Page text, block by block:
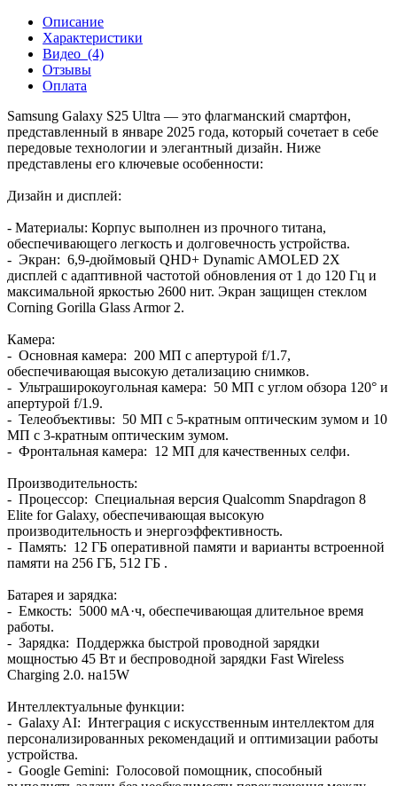
Описание
Характеристики
Видео (4)
Отзывы
Оплата
Samsung Galaxy S25 Ultra — это флагманский смартфон,
представленный в январе 2025 года, который сочетает в себе
передовые технологии и элегантный дизайн. Ниже
представлены его ключевые особенности:
Дизайн и дисплей:
- Материалы: Корпус выполнен из прочного титана,
обеспечивающего легкость и долговечность устройства.
- Экран: 6,9-дюймовый QHD+ Dynamic AMOLED 2X
дисплей с адаптивной частотой обновления от 1 до 120 Гц и
максимальной яркостью 2600 нит. Экран защищен стеклом
Corning Gorilla Glass Armor 2.
Камера:
- Основная камера: 200 МП с апертурой f/1.7,
обеспечивающая высокую детализацию снимков.
- Ультраширокоугольная камера: 50 МП с углом обзора 120° и
апертурой f/1.9.
- Телеобъективы: 50 МП с 5-кратным оптическим зумом и 10
МП с 3-кратным оптическим зумом.
- Фронтальная камера: 12 МП для качественных селфи.
Производительность:
- Процессор: Специальная версия Qualcomm Snapdragon 8
Elite for Galaxy, обеспечивающая высокую
производительность и энергоэффективность.
- Память: 12 ГБ оперативной памяти и варианты встроенной
памяти на 256 ГБ, 512 ГБ .
Батарея и зарядка:
- Емкость: 5000 мА·ч, обеспечивающая длительное время
работы.
- Зарядка: Поддержка быстрой проводной зарядки
мощностью 45 Вт и беспроводной зарядки Fast Wireless
Charging 2.0. на15W
Интеллектуальные функции:
- Galaxy AI: Интеграция с искусственным интеллектом для
персонализированных рекомендаций и оптимизации работы
устройства.
- Google Gemini: Голосовой помощник, способный